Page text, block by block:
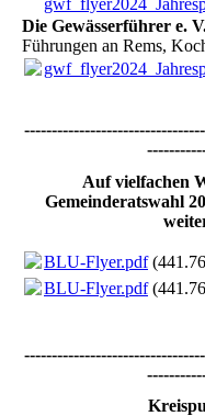
Die Gewässerführer e.
Führungen an Rems,
Auf vielfachen
Gemeinderatswahl
BLU-Flyer.pdf
BLU-Flyer.pdf